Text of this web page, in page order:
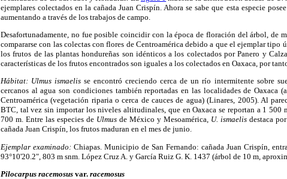
ejemplares colectados en la cañada Juan Crispín. Ahora se sabe que esta especie
aumentando a través de los trabajos de campo.
Desafortunadamente, no fue posible coincidir con la época de floración del árbol, de
compararse con las colectas con flores de Centroamérica debido a que el ejemplar tipo
los frutos de las plantas hondureñas son idénticos a los colectados por Panero y
características de los frutos encontrados son iguales a los colectados en Oaxaca, por
Hábitat: Ulmus ismaelis se encontró creciendo cerca de un río intermitente sobre
cercanos al agua son condiciones también reportadas en las localidades de Oaxaca
Centroamérica (vegetación riparia o cerca de cauces de agua) (Linares, 2005). Al
BTC, tal vez sin importar los niveles altitudinales, que en Oaxaca se reportan a 1 500
700 m. Entre las especies de Ulmus de México y Mesoamérica, U. ismaelis destaca
cañada Juan Crispín, los frutos maduran en el mes de junio.
Ejemplar examinado: Chiapas. Municipio de San Fernando: cañada Juan Crispín,
93°10'20.2", 803 m snm. López Cruz A. y García Ruiz G. K. 1437 (árbol de 10 m,
Pilocarpus racemosus var. racemosus